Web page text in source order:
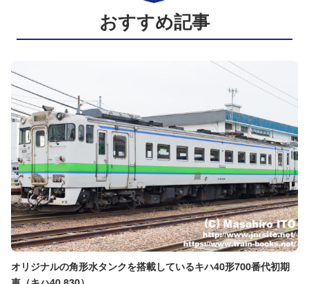
おすすめ記事
オリジナルの角形水タンクを搭載しているキハ40形700番代初期